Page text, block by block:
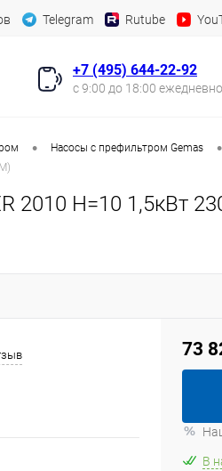
Telegram Rutube
+7 (495) 644-22-92
с 9:00 до 18:00 ежедневно
• Насосы с префильтром Gemas •
2010 Н=10 1,5кВт
73
В